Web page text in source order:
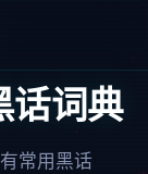
话词典
常用黑话